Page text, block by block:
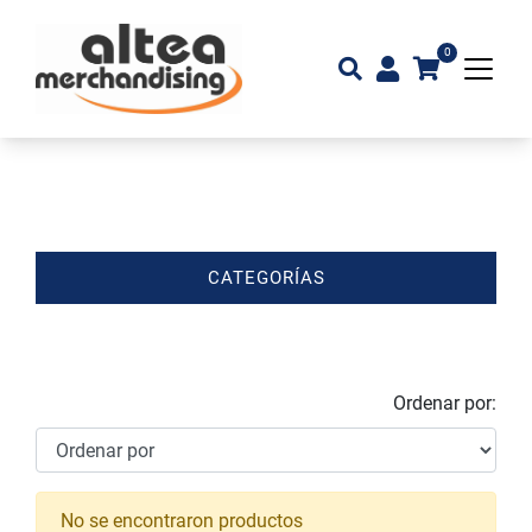
0
CATEGORÍAS
Ordenar por:
No se encontraron productos